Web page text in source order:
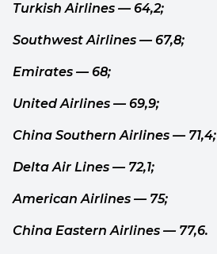
Turkish Airlines — 64,2;
Southwest Airlines — 67,8;
Emirates — 68;
United Airlines — 69,9;
China Southern Airlines — 71,4;
Delta Air Lines — 72,1;
American Airlines — 75;
China Eastern Airlines — 77,6.